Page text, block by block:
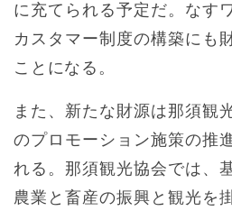
に充てられる予定だ。なす
カスタマー制度の構築にも
ことになる。
また、新たな財源は那須観
のプロモーション施策の推
れる。那須観光協会では、
農業と畜産の振興と観光を